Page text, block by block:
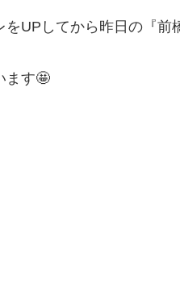
UPしてから昨日の『前
ます🤩